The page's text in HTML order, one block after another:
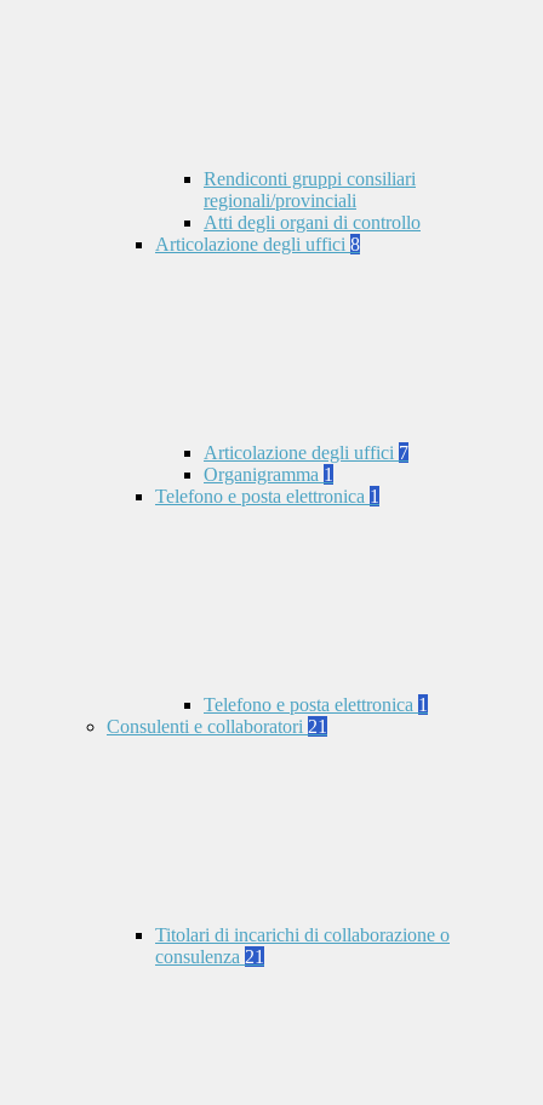
Rendiconti gruppi consiliari
regionali/provinciali
Atti degli organi di controllo
Articolazione degli uffici 8
Articolazione degli uffici 7
Organigramma 1
Telefono e posta elettronica 1
Telefono e posta elettronica 1
Consulenti e collaboratori 21
Titolari di incarichi di collaborazione o
consulenza 21